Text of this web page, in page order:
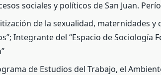
sociales y políticos de San Juan.
de la sexualidad, maternidades y
Integrante del “Espacio de Sociología
de Estudios del Trabajo, el